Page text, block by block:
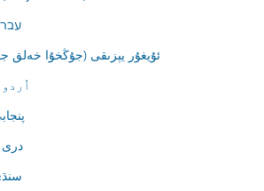
ئۇيغۇر يېزىقى (جۇڭخۇا خەلق
درى